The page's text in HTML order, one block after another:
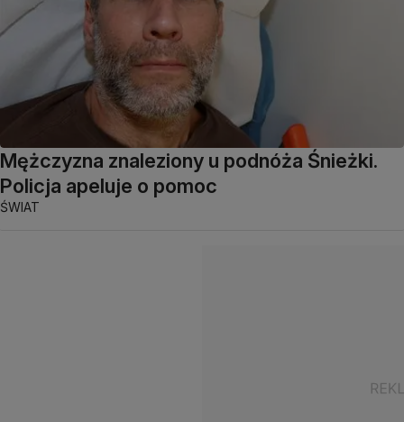
Mężczyzna znaleziony u podnóża Śnieżki.
Policja apeluje o pomoc
ŚWIAT